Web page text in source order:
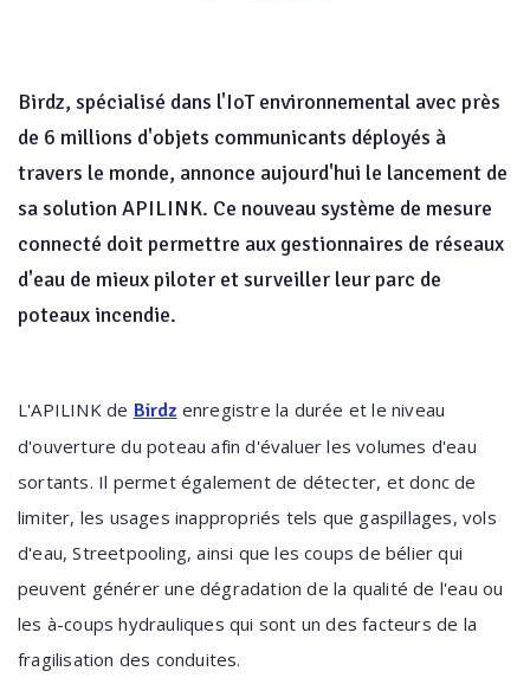
Birdz, spécialisé dans l'IoT environnemental avec près
de 6 millions d'objets communicants déployés à
travers le monde, annonce aujourd'hui le lancement de
sa solution APILINK. Ce nouveau système de mesure
connecté doit permettre aux gestionnaires de réseaux
d'eau de mieux piloter et surveiller leur parc de
poteaux incendie.
L'APILINK de Birdz enregistre la durée et le niveau
d'ouverture du poteau afin d'évaluer les volumes d'eau
sortants. Il permet également de détecter, et donc de
limiter, les usages inappropriés tels que gaspillages, vols
d'eau, Streetpooling, ainsi que les coups de bélier qui
peuvent générer une dégradation de la qualité de l'eau ou
les à-coups hydrauliques qui sont un des facteurs de la
fragilisation des conduites.